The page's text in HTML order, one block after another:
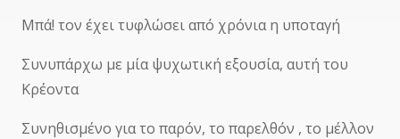
Μπά! τον έχει τυφλώσει από χρόνια η υποταγή
Συνυπάρχω με μία ψυχωτική εξουσία, αυτή του
Κρέοντα
Συνηθισμένο για το παρόν, το παρελθόν , το μέλλον